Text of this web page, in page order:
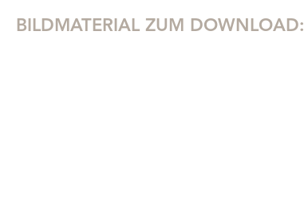
BILDMATERIAL ZUM DOWNLOAD: